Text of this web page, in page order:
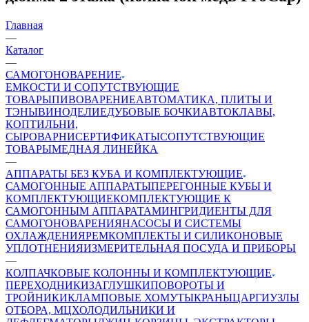
Главная
—
Каталог
—
САМОГОНОВАРЕНИЕ
ЕМКОСТИ И СОПУТСТВУЮЩИЕ
ТОВАРЫПИВОВАРЕНИЕАВТОМАТИКА, ПЛИТЫ И
ТЭНЫВИНОДЕЛИЕДУБОВЫЕ БОЧКИАВТОКЛАВЫ,
КОПТИЛЬНИ,
СЫРОВАРНИСЕРТИФИКАТЫСОПУТСТВУЮЩИЕ
ТОВАРЫМЕДНАЯ ЛИНЕЙКА
—
АППАРАТЫ БЕЗ КУБА И КОМПЛЕКТУЮЩИЕ
САМОГОННЫЕ АППАРАТЫПЕРЕГОННЫЕ КУБЫ И
КОМПЛЕКТУЮЩИЕКОМПЛЕКТУЮЩИЕ К
САМОГОННЫМ АППАРАТАМИНГРИДИЕНТЫ ДЛЯ
САМОГОНОВАРЕНИЯНАСОСЫ И СИСТЕМЫ
ОХЛАЖДЕНИЯРЕМКОМПЛЕКТЫ И СИЛИКОНОВЫЕ
УПЛОТНЕНИЯИЗМЕРИТЕЛЬНАЯ ПОСУДА И ПРИБОРЫ
—
КОЛПАЧКОВЫЕ КОЛОННЫ И КОМПЛЕКТУЮЩИЕ
ПЕРЕХОДНИКИЗАГЛУШКИПОВОРОТЫ И
ТРОЙНИКИКЛАМПОВЫЕ ХОМУТЫКРАНЫЦАРГИУЗЛЫ
ОТБОРА, МЦХОЛОДИЛЬНИКИ И